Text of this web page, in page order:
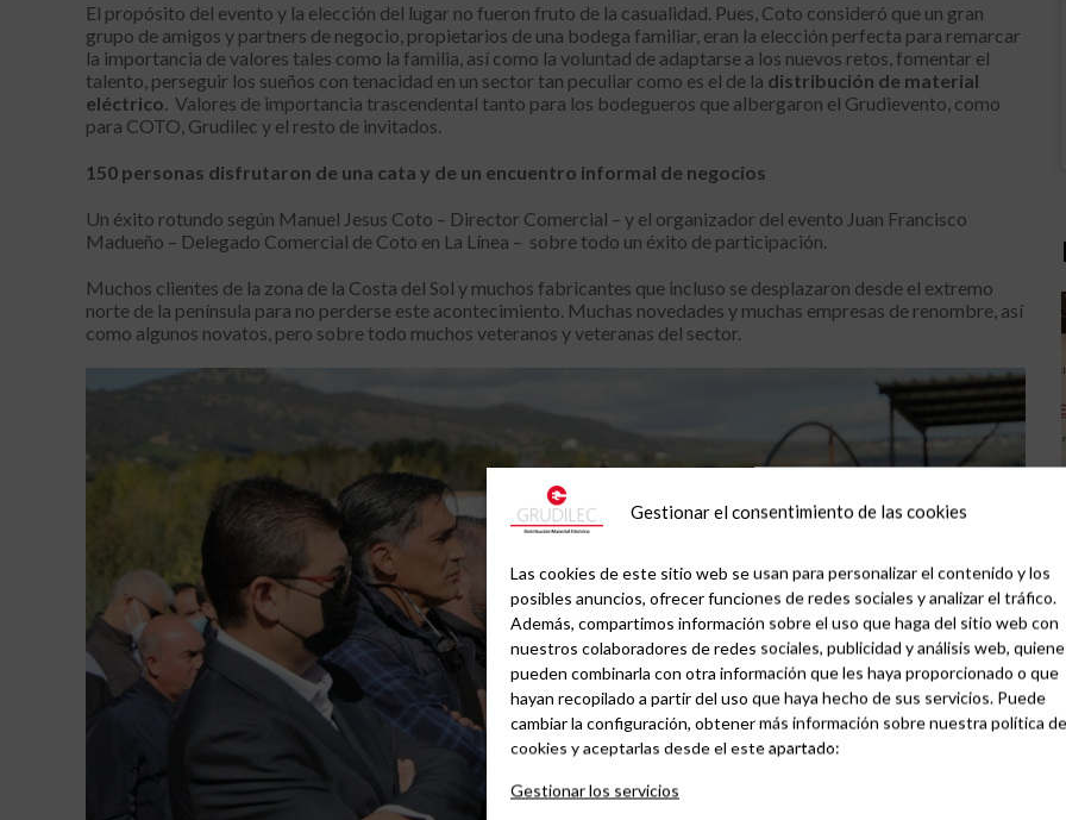
Gestionar el consentimiento de las cookies
Las cookies de este sitio web se usan para personalizar el contenido y los
posibles anuncios, ofrecer funciones de redes sociales y analizar el tráfico.
Además, compartimos información sobre el uso que haga del sitio web con
nuestros colaboradores de redes sociales, publicidad y análisis web,
pueden combinarla con otra información que les haya proporcionado o que
hayan recopilado a partir del uso que haya hecho de sus servicios. Puede
cambiar la configuración, obtener más información sobre nuestra política de
cookies y aceptarlas desde el este apartado:
Gestionar los servicios
El propósito del evento y la elección del lugar no fueron fruto de la casualidad. Pues, Coto consideró que un gran
grupo de amigos y partners de negocio, propietarios de una bodega familiar, eran la elección perfecta para remarcar
la importancia de valores tales como la familia, así como la voluntad de adaptarse a los nuevos retos, fomentar el
talento, perseguir los sueños con tenacidad en un sector tan peculiar como es el de la distribución de material
eléctrico. Valores de importancia trascendental tanto para los bodegueros que albergaron el Grudievento, como
para COTO, Grudilec y el resto de invitados.
150 personas disfrutaron de una cata y de un encuentro informal de negocios
Un éxito rotundo según Manuel Jesus Coto – Director Comercial – y el organizador del evento Juan Francisco
Madueño – Delegado Comercial de Coto en La Línea – sobre todo un éxito de participación.
Muchos clientes de la zona de la Costa del Sol y muchos fabricantes que incluso se desplazaron desde el extremo
norte de la península para no perderse este acontecimiento. Muchas novedades y muchas empresas de renombre, así
como algunos novatos, pero sobre todo muchos veteranos y veteranas del sector.